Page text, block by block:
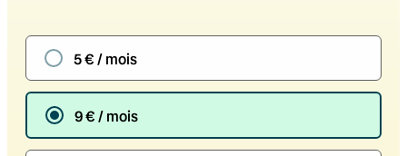
5 € / mois
9 € / mois